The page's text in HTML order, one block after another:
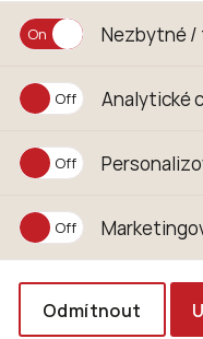
Nezbytné /
Jedná se o technické
jejich funkcí. Používají
Analytické
Analytické cookies
anonymizuje. Po
Personalizované
zajišťuje lepší nákupní
pomůže vyhnout se
Odmítnout